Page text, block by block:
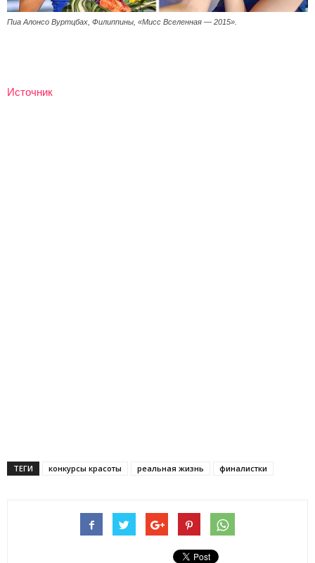
Пиа Алонсо Вуртцбах, Филиппины, «Мисс Вселенная — 2015».
Источник
ТЕГИ конкурсы красоты реальная жизнь финалистки